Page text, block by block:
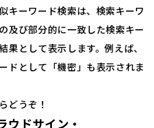
キーワード検索は、検索キーワ
及び部分的に一致した検索キー
果として表示します。例えば、
ドとして「機密」も表示されま
どうぞ！
ウドサイン・